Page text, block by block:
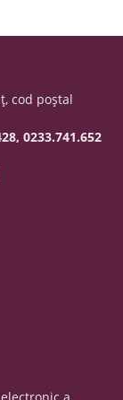
cod poştal
0233.741.652